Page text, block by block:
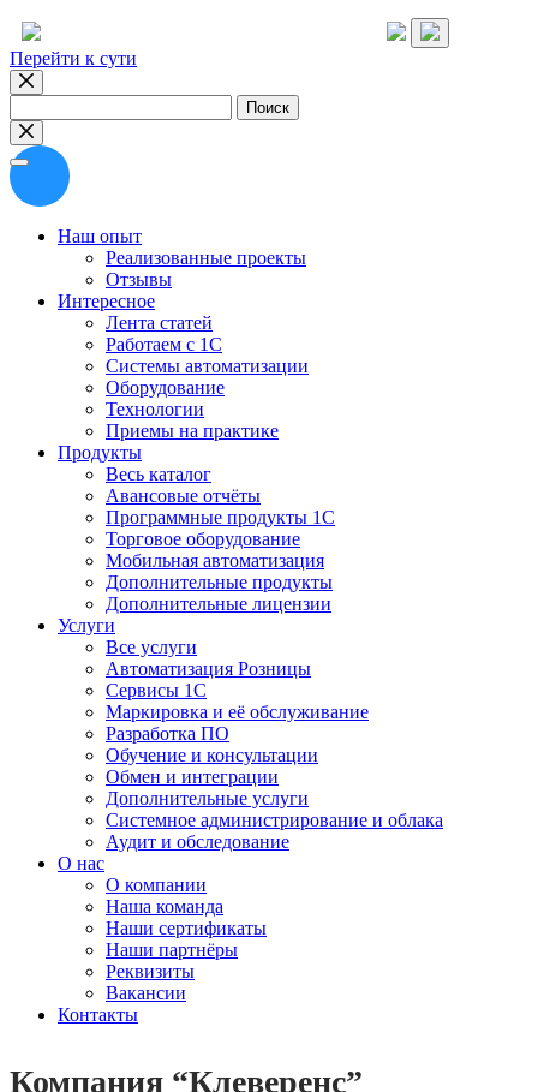
Перейти к сути
Наш опыт
Реализованные проекты
Отзывы
Интересное
Лента статей
Работаем с 1С
Системы автоматизации
Оборудование
Технологии
Приемы на практике
Продукты
Весь каталог
Авансовые отчёты
Программные продукты 1С
Торговое оборудование
Мобильная автоматизация
Дополнительные продукты
Дополнительные лицензии
Услуги
Все услуги
Автоматизация Розницы
Сервисы 1С
Маркировка и её обслуживание
Разработка ПО
Обучение и консультации
Обмен и интеграции
Дополнительные услуги
Системное администрирование и облака
Аудит и обследование
О нас
О компании
Наша команда
Наши сертификаты
Наши партнёры
Реквизиты
Вакансии
Контакты
Компания “Клеверенс”